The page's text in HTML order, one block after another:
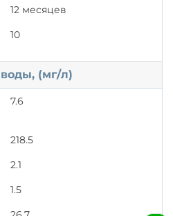
12 месяцев
10
(мг/л)
7.6
218.5
2.1
1.5